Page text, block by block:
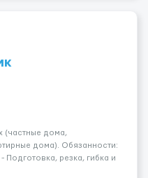
(частные дома,
дома). Обязанности:
Подготовка, резка, гибка и